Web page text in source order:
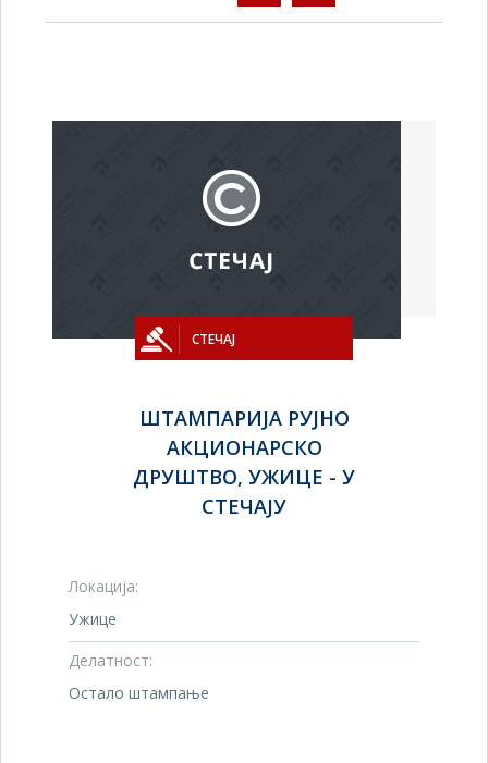
СТЕЧАЈ
ШТАМПАРИЈА РУЈНО
АКЦИОНАРСКО
ДРУШТВО, УЖИЦЕ - У
СТЕЧАЈУ
Локација:
Ужице
Делатност:
Остало штампање